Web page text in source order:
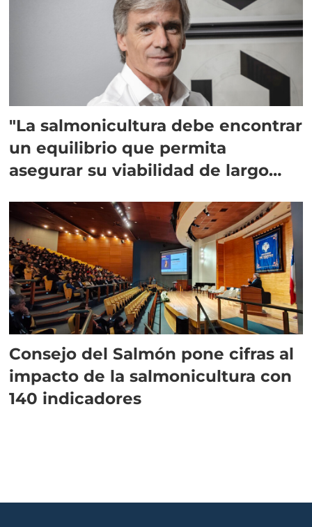
"La salmonicultura debe encontrar
un equilibrio que permita
asegurar su viabilidad de largo
Consejo del Salmón pone cifras al
impacto de la salmonicultura con
140 indicadores